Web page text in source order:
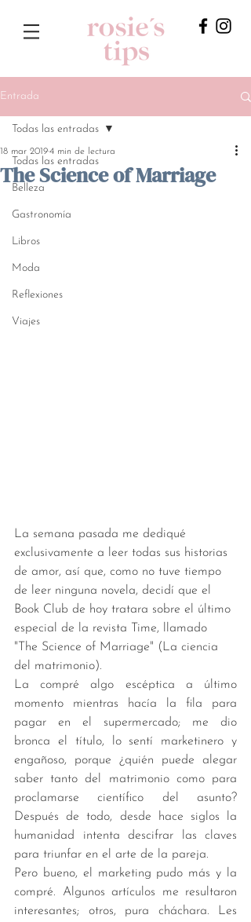
Entrada
Todas las entradas
Belleza
Gastronomía
Libros
Moda
Reflexiones
Viajes
Todas las entradas
The Science of Marriage
18 mar 20194 min de lectura
La semana pasada me dediqué
exclusivamente a leer todas sus historias
de amor, así que, como no tuve tiempo
de leer ninguna novela, decidí que el
Book Club de hoy tratara sobre el último
especial de la revista Time, llamado
"The Science of Marriage" (La ciencia
del matrimonio).
La compré algo escéptica a último
momento mientras hacía la fila para
pagar en el supermercado; me dio
bronca el título, lo sentí marketinero y
engañoso, porque ¿quién puede alegar
saber tanto del matrimonio como para
proclamarse científico del asunto?
Después de todo, desde hace siglos la
humanidad intenta descifrar las claves
para triunfar en el arte de la pareja.
Pero bueno, el marketing pudo más y la
compré. Algunos artículos me resultaron
interesantes; otros, pura cháchara. Les